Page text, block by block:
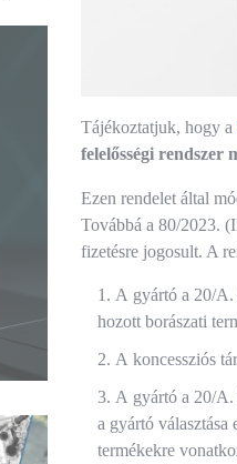
Tájékoztatjuk, hogy a
felelősségi rendszer
Ezen rendelet által
Továbbá a 80/2023.
fizetésre jogosult. A
A gyártó a 20/A.
hozott borászati
A koncessziós
A gyártó a 20/A.
a gyártó választása
termékekre